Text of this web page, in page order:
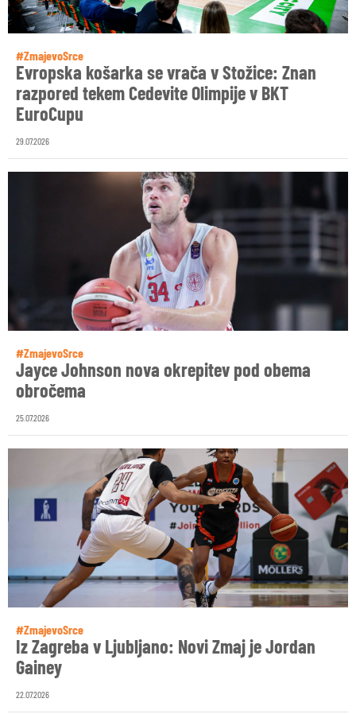
#ZmajevoSrce
Evropska košarka se vrača v Stožice: Znan
razpored tekem Cedevite Olimpije v BKT
EuroCupu
29.07.2026
#ZmajevoSrce
Jayce Johnson nova okrepitev pod obema
obročema
25.07.2026
#ZmajevoSrce
Iz Zagreba v Ljubljano: Novi Zmaj je Jordan
Gainey
22.07.2026